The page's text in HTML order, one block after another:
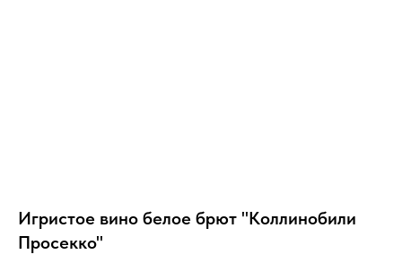
Игристое вино белое брют "Коллинобили
Просекко"